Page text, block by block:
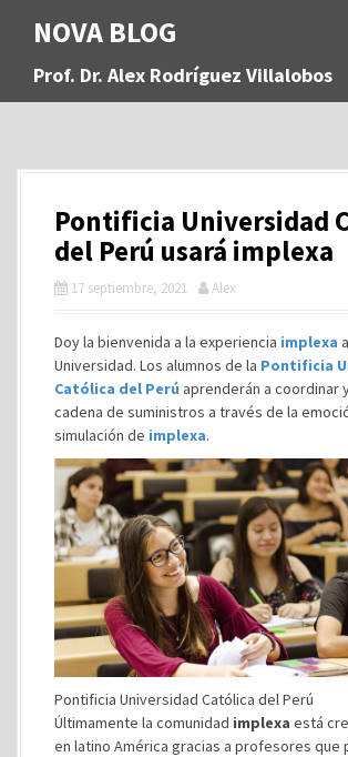
a
NOVA BLOG
Prof. Dr. Alex Rodríguez Villalobos
Pontificia Universidad
del Perú usará implexa
17 septiembre, 2021 Alex
Doy la bienvenida a la experiencia implexa
Universidad. Los alumnos de la Pontificia
Católica del Perú aprenderán a coordinar
cadena de suministros a través de la
simulación de implexa.
Pontificia Universidad Católica del Perú
Últimamente la comunidad implexa está
en latino América gracias a profesores que